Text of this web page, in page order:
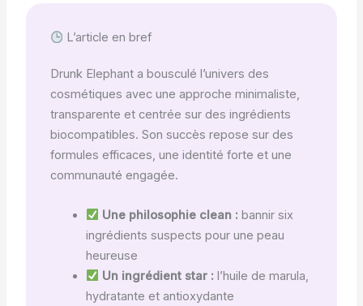
L’article en bref
Drunk Elephant a bousculé l’univers des
cosmétiques avec une approche minimaliste,
transparente et centrée sur des ingrédients
biocompatibles. Son succès repose sur des
formules efficaces, une identité forte et une
communauté engagée.
Une philosophie clean : bannir six
ingrédients suspects pour une peau
heureuse
Un ingrédient star : l’huile de marula,
hydratante et antioxydante